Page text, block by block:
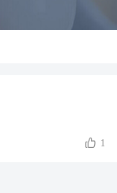
 1